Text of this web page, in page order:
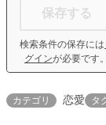
保存する
検索条件の保存には
グインが必要です。
カテゴリ 恋愛 タ